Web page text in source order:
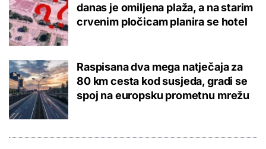
danas je omiljena plaža, a na starim
crvenim pločicam planira se hotel
Raspisana dva mega natječaja za
80 km cesta kod susjeda, gradi se
spoj na europsku prometnu mrežu